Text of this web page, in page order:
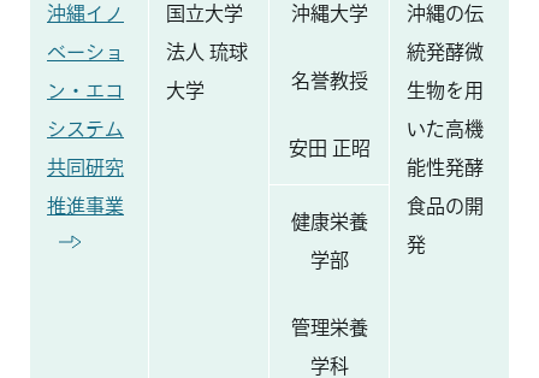
沖縄イノ
ベーショ
ン・エコ
システム
共同研究
推進事業
国立大学
法人 琉球
大学
沖縄大学
名誉教授
安田 正昭
沖縄の伝
統発酵微
生物を用
いた高機
能性発酵
食品の開
発
健康栄養
学部
管理栄養
学科